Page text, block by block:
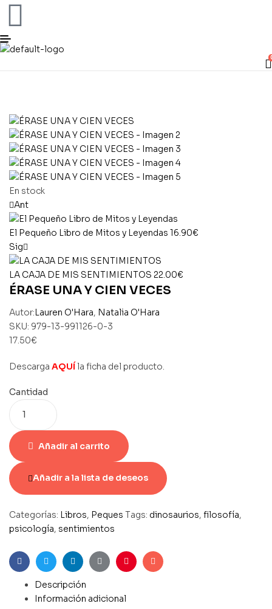
En stock
Ant
El Pequeño Libro de Mitos y Leyendas 16.90€
Sig
LA CAJA DE MIS SENTIMIENTOS 22.00€
ÉRASE UNA Y CIEN VECES
Autor:Lauren O'Hara, Natalia O'Hara
SKU: 979-13-991126-0-3
17.50€
Descarga AQUÍla ficha del producto.
Cantidad
Añadir al carrito
Añadir a la lista de deseos
Categorías: Libros, Peques Tags: dinosaurios, filosofía,
psicología, sentimientos
FacebookTwitterLinkedinGoogle+PinterestEmail
Descripción
Información adicional